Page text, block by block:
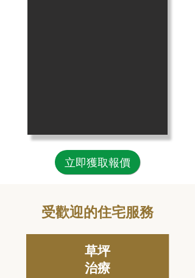
受歡迎的住宅服務
草坪
治療
立即獲取報價